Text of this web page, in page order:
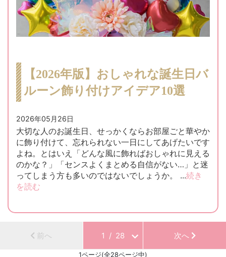
【2026年版】おしゃれな誕生日バ
ルーン飾り付けアイデア10選
2026年05月26日
大切な人のお誕生日、せっかくならお部屋ごと華やか
に飾り付けて、忘れられない一日にしてあげたいです
よね。とはいえ「どんな風に飾ればおしゃれに見える
のかな？」「センスよくまとめる自信がない…」と迷
ってしまう方も多いのではないでしょうか。 ...続き
を読む
前へ 1 / 28 次へ
1ページ(全28ページ中)